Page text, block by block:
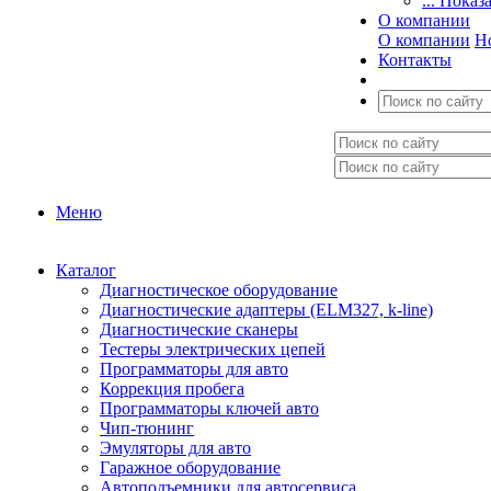
О компании
О компании
Контакты
Меню
Каталог
Диагностическое оборудование
Диагностические адаптеры (ELM327, k-line)
Диагностические сканеры
Тестеры электрических цепей
Программаторы для авто
Коррекция пробега
Программаторы ключей авто
Чип-тюнинг
Эмуляторы для авто
Гаражное оборудование
Автоподъемники для автосервиса